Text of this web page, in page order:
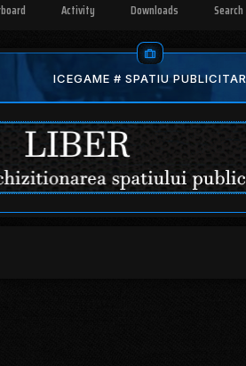
Activity Downloads Search
ICEGAME # SPATIU PUBLICITAR